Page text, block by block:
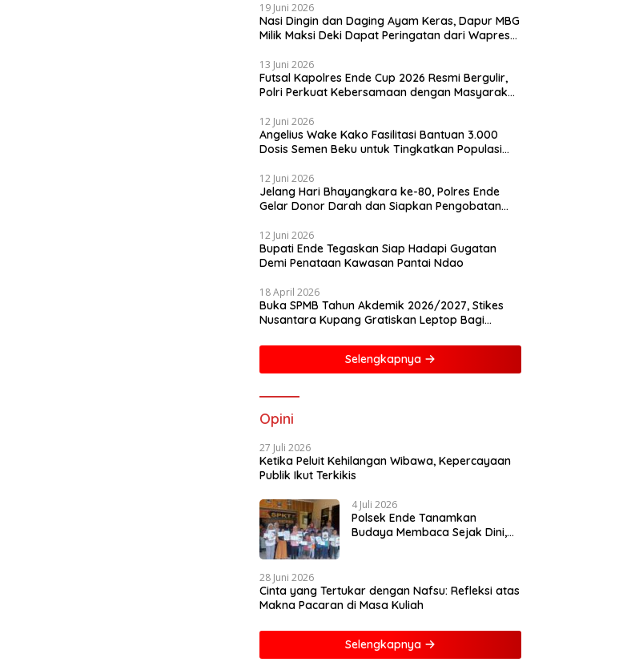
19 Juni 2026
Nasi Dingin dan Daging Ayam Keras, Dapur MBG
Milik Maksi Deki Dapat Peringatan dari Wapres
13 Juni 2026
Futsal Kapolres Ende Cup 2026 Resmi Bergulir,
Polri Perkuat Kebersamaan dengan Masyarakat
12 Juni 2026
Angelius Wake Kako Fasilitasi Bantuan 3.000
Dosis Semen Beku untuk Tingkatkan Populasi
12 Juni 2026
Jelang Hari Bhayangkara ke-80, Polres Ende
Gelar Donor Darah dan Siapkan Pengobatan
12 Juni 2026
Bupati Ende Tegaskan Siap Hadapi Gugatan
Demi Penataan Kawasan Pantai Ndao
18 April 2026
Buka SPMB Tahun Akdemik 2026/2027, Stikes
Nusantara Kupang Gratiskan Leptop Bagi
Selengkapnya
Opini
27 Juli 2026
Ketika Peluit Kehilangan Wibawa, Kepercayaan
Publik Ikut Terkikis
4 Juli 2026
Polsek Ende Tanamkan
Budaya Membaca Sejak Dini,
28 Juni 2026
Cinta yang Tertukar dengan Nafsu: Refleksi atas
Makna Pacaran di Masa Kuliah
Selengkapnya